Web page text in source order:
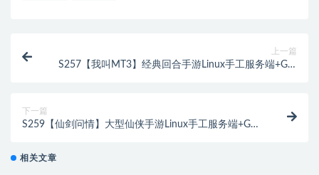
上一篇
S257【我叫MT3】经典回合手游Linux手工服务端+GM
下一篇
S259【仙剑问情】大型仙侠手游Linux手工服务端+GM
相关文章